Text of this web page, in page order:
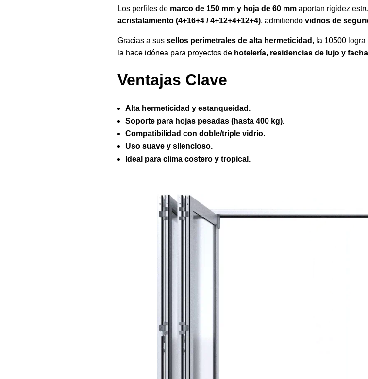
Los perfiles de marco de 150 mm y hoja de 60 mmaportan rigidez
acristalamiento (4+16+4 / 4+12+4+12+4), admitiendo vidrios de
Gracias a sus sellos perimetrales de alta hermeticidad , la 10500
la hace idónea para proyectos de hotelería, residencias de lujo y
Ventajas Clave
Alta hermeticidad y estanqueidad.
Soporte para hojas pesadas (hasta 400 kg).
Compatibilidad con doble/triple vidrio.
Uso suave y silencioso.
Ideal para clima costero y tropical.